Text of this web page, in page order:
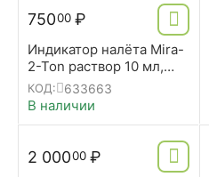
75000 ₽
Индикатор налёта Mira-
2-Ton раствор 10 мл,
miradent
КОД: 633663
В наличии
2 00000 ₽